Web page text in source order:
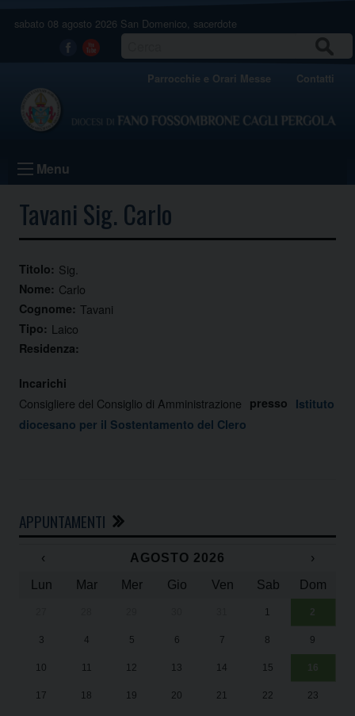
sabato 08 agosto 2026 San Domenico, sacerdote
Facebook
Youtube
Parrocchie e Orari Messe Contatti
Menu
Tavani Sig. Carlo
Titolo: Sig.
Nome: Carlo
Cognome: Tavani
Tipo: Laico
Residenza:
Incarichi
Consigliere del Consiglio di Amministrazione presso Istituto
diocesano per il Sostentamento del Clero
APPUNTAMENTI
‹ AGOSTO 2026
›
Lun
Mar Mer Gio Ven Sab Dom
1 2
3 4 5 6 7 8 9
10 11 12 13 14 15 16
17 18 19 20 21 22 23